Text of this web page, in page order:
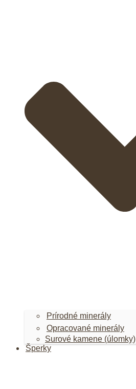
Prírodné minerály
Opracované minerály
Surové kamene (úlomky)
Šperky